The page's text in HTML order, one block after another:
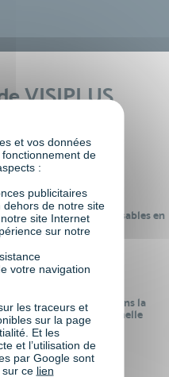
VISIPLUS
des formations réalisables en
digital learning
24 ans d'expérience dans la
formation professionnelle
et vos données
de
:
publicitaires
de notre site
site Internet
sur notre
votre navigation
les traceurs et
sur la page
Et les
et l’utilisation de
par Google sont
ce lien